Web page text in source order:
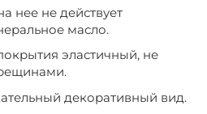
нее не действует
масло.
эластичный, не
декоративный вид.